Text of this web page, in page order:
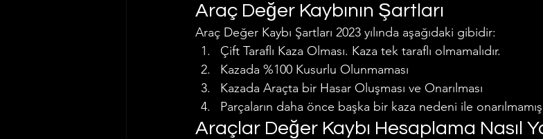
Araç Değer Kaybının Şartları
Araç Değer Kaybı Şartları 2023 yılında aşağıdaki gibidir:
Çift Taraflı Kaza Olması. Kaza tek taraflı olmamalıdır.
Kazada %100 Kusurlu Olunmaması
Kazada Araçta bir Hasar Oluşması ve Onarılması
Parçaların daha önce başka bir kaza nedeni ile
Araçlar Değer Kaybı Hesaplama Nasıl